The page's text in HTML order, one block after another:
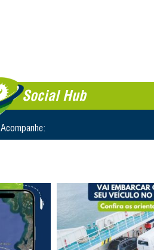
Social Hub
Acompanhe: